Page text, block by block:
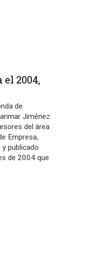
el 2004,
de
Jiménez
del área
Empresa,
publicado
de 2004 que